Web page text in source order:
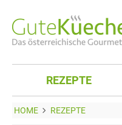
REZEPTE
HOME REZEPTE